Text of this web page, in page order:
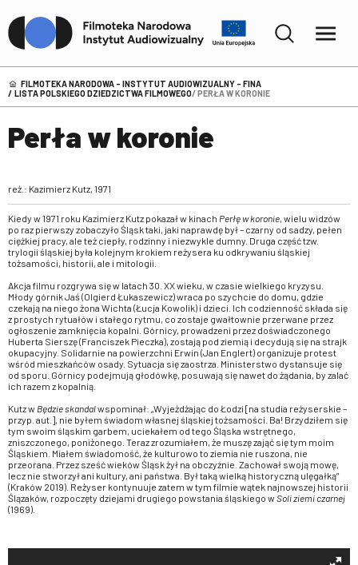
FILMOTEKA NARODOWA – INSTYTUT AUDIOWIZUALNY - FINA
LISTA POLSKIEGO DZIEDZICTWA FILMOWEGO PERŁA W KORONIE
Perła w koronie
reż.: Kazimierz Kutz, 1971
Kiedy w 1971 roku Kazimierz Kutz pokazał w kinach Perłę w koronie, wielu widzów
po raz pierwszy zobaczyło Śląsk taki, jaki naprawdę był – czarny od sadzy, pełen
ciężkiej pracy, ale też ciepły, rodzinny i niezwykle dumny. Druga część tzw.
trylogii śląskiej była kolejnym krokiem reżysera ku odkrywaniu śląskiej
tożsamości, historii, ale i mitologii.
Akcja filmu rozgrywa się w latach 30. XX wieku, w czasie wielkiego kryzysu.
Młody górnik Jaś (Olgierd Łukaszewicz) wraca po szychcie do domu, gdzie
czekają na niego żona Wichta (Łucja Kowolik) i dzieci. Ich codzienność składa się
z prostych rytuałów i stałego rytmu, co zostaje gwałtownie przerwane przez
ogłoszenie zamknięcia kopalni. Górnicy, prowadzeni przez doświadczonego
Huberta Sierszę (Franciszek Pieczka), zostają pod ziemią i decydują się na strajk
okupacyjny. Solidarnie na powierzchni Erwin (Jan Englert) organizuje protest
wśród mieszkańców osady. Sytuacja się zaostrza. Ministerstwo dystansuje się
od sporu. Górnicy podejmują głodówkę, posuwają się nawet do żądania, by zalać
ich razem z kopalnią.
Kutz w Będzie skandalwspominał: „Wyjeżdżając do Łodzi [na studia reżyserskie –
przyp. aut.], nie byłem świadom własnej śląskiej tożsamości. Ba! Brzydziłem się
tym swoim śląskim garbem, uciekałem od tego Śląska wstrętnego,
zniszczonego, poniżonego. Teraz zrozumiałem, że muszę zająć się tym moim
Śląskiem. Miałem świadomość, że kulturowo to ziemia nie ruszona, nie
przeorana. Przez sześć wieków Śląsk żył na obczyźnie. Zachował swoją mowę,
lecz nie stworzył ani kultury, ani państwa. Był taką wielką historyczną ulęgałką”
(Kraków 2019). Reżyser kontynuuje zatem w tym filmie wątek najnowszej historii
Ślązaków, rozpoczęty dziejami drugiego powstania śląskiego wSoli ziemi czarnej
(1969).